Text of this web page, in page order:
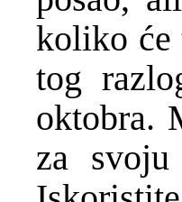
koliko će
tog
oktobra.
za